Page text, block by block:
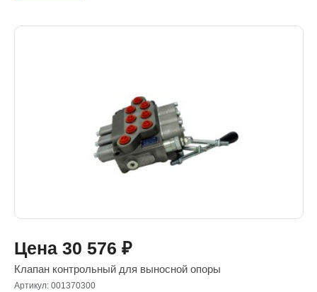
Цена 30 576 ₽
Клапан контрольный для выносной опоры
Артикул: 001370300